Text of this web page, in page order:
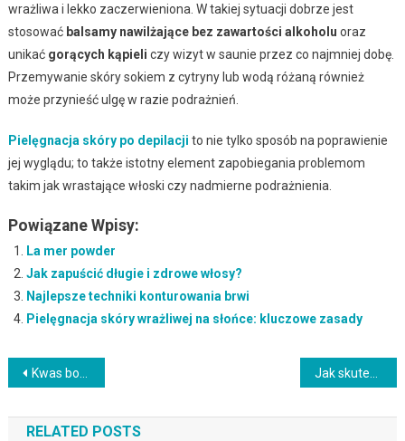
wrażliwa i lekko zaczerwieniona. W takiej sytuacji dobrze jest
stosować balsamy nawilżające bez zawartości alkoholu oraz
unikać gorących kąpieli czy wizyt w saunie przez co najmniej dobę.
Przemywanie skóry sokiem z cytryny lub wodą różaną również
może przynieść ulgę w razie podrażnień.
Pielęgnacja skóry po depilacji to nie tylko sposób na poprawienie
jej wyglądu; to także istotny element zapobiegania problemom
takim jak wrastające włoski czy nadmierne podrażnienia.
Powiązane Wpisy:
La mer powder
Jak zapuścić długie i zdrowe włosy?
Najlepsze techniki konturowania brwi
Pielęgnacja skóry wrażliwej na słońce: kluczowe zasady
Nawigacja
wpisu
Kwas borowy – właściwości, zastosowanie i bezpieczeństwo stosowania
RELATED POSTS